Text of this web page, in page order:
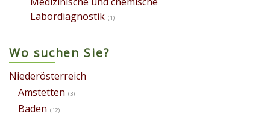
Labordiagnostik (1)
Wo suchen Sie?
Niederösterreich
Amstetten (3)
Baden (12)